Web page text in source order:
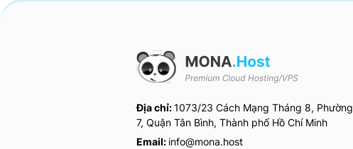
Địa chỉ:1073/23 Cách Mạng Tháng 8, Phường
7, Quận Tân Bình, Thành phố Hồ Chí Minh
Email: info@mona.host